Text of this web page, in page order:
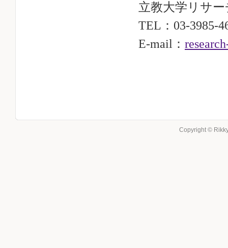
立教大学リサ
TEL：03-3985-
E-mail：
Copyright ©